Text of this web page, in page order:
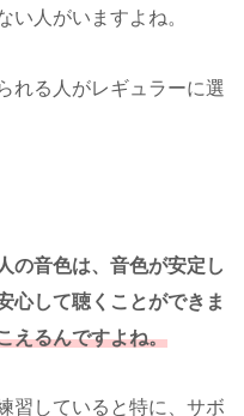
い人がいますよね。
れる人がレギュラーに選
の音色は、音色が安定し
心して聴くことができま
えるんですよね。
習していると特に、サボ